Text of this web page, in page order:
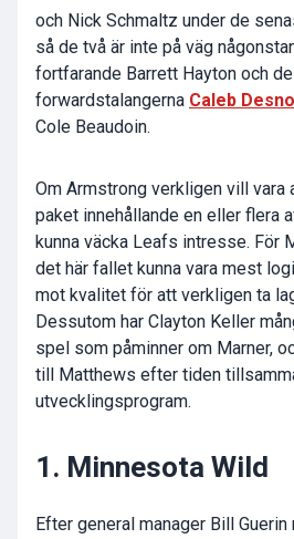
och Nick Schmaltz under de
så de två är inte på väg
fortfarande Barrett Hayton och
forwardstalangerna Caleb
Cole Beaudoin.
Om Armstrong verkligen vill
paket innehållande en eller flera
kunna väcka Leafs intresse. För
det här fallet kunna vara mest
mot kvalitet för att verkligen ta
Dessutom har Clayton Keller
spel som påminner om Marner,
till Matthews efter tiden
utvecklingsprogram.
1. Minnesota Wild
Efter general manager Bill